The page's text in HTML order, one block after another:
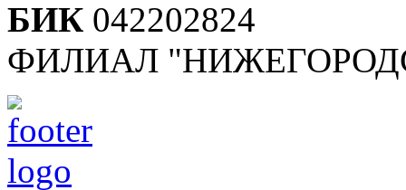
БИК 042202824
ФИЛИАЛ